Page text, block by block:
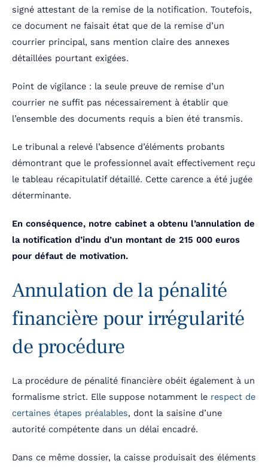
signé attestant de la remise de la notification. Toutefois,
ce document ne faisait état que de la remise d’un
courrier principal, sans mention claire des annexes
détaillées pourtant exigées.
Point de vigilance : la seule preuve de remise d’un
courrier ne suffit pas nécessairement à établir que
l’ensemble des documents requis a bien été transmis.
Le tribunal a relevé l’absence d’éléments probants
démontrant que le professionnel avait effectivement reçu
le tableau récapitulatif détaillé. Cette carence a été jugée
déterminante.
En conséquence, notre cabinet a obtenu l’annulation de
la notification d’indu d’un montant de 215 000 euros
pour défaut de motivation.
Annulation de la pénalité
financière pour irrégularité
de procédure
La procédure de pénalité financière obéit également à un
formalisme strict. Elle suppose notamment le respect de
certaines étapes préalables, dont la saisine d’une
autorité compétente dans un délai encadré.
Dans ce même dossier, la caisse produisait des éléments